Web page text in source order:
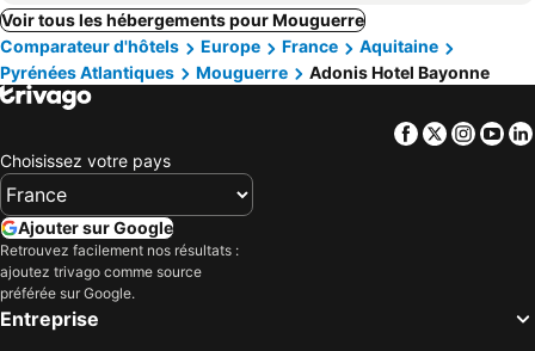
Voir tous les hébergements pour Mouguerre
Comparateur d'hôtels
Europe France
Aquitaine
Pyrénées Atlantiques
Mouguerre Adonis Hotel Bayonne
Facebook
Twitter
Choisissez votre pays
Ajouter sur Google
Retrouvez facilement nos résultats :
ajoutez trivago comme source
préférée sur Google.
Entreprise